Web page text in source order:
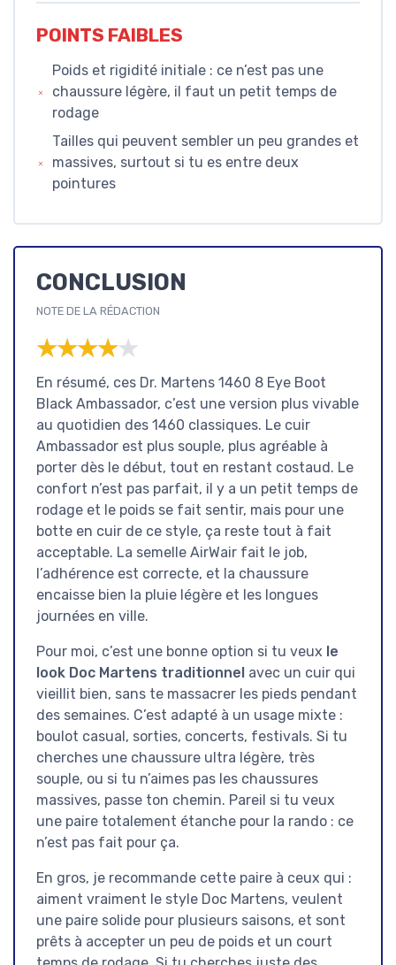
POINTS FAIBLES
Poids et rigidité initiale : ce n’est pas une
chaussure légère, il faut un petit temps de
rodage
Tailles qui peuvent sembler un peu grandes et
massives, surtout si tu es entre deux
pointures
CONCLUSION
NOTE DE LA RÉDACTION
★★★★★
★★★★★
En résumé, ces Dr. Martens 1460 8 Eye Boot
Black Ambassador, c’est une version plus vivable
au quotidien des 1460 classiques. Le cuir
Ambassador est plus souple, plus agréable à
porter dès le début, tout en restant costaud. Le
confort n’est pas parfait, il y a un petit temps de
rodage et le poids se fait sentir, mais pour une
botte en cuir de ce style, ça reste tout à fait
acceptable. La semelle AirWair fait le job,
l’adhérence est correcte, et la chaussure
encaisse bien la pluie légère et les longues
journées en ville.
Pour moi, c’est une bonne option si tu veux le
look Doc Martens traditionnel avec un cuir qui
vieillit bien, sans te massacrer les pieds pendant
des semaines. C’est adapté à un usage mixte :
boulot casual, sorties, concerts, festivals. Si tu
cherches une chaussure ultra légère, très
souple, ou si tu n’aimes pas les chaussures
massives, passe ton chemin. Pareil si tu veux
une paire totalement étanche pour la rando : ce
n’est pas fait pour ça.
En gros, je recommande cette paire à ceux qui :
aiment vraiment le style Doc Martens, veulent
une paire solide pour plusieurs saisons, et sont
prêts à accepter un peu de poids et un court